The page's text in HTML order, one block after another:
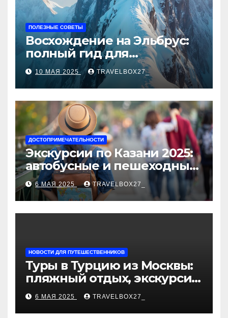
ПОЛЕЗНЫЕ СОВЕТЫ
Восхождение на Эльбрус:
полный гид для
покорителя высочайшей
вершины Европы
10 МАЯ 2025 TRAVELBOX27_
ДОСТОПРИМЕЧАТЕЛЬНОСТИ
Экскурсии по Казани 2025:
автобусные и пешеходные
туры от туроператора
«Казан360»
6 МАЯ 2025 TRAVELBOX27_
НОВОСТИ ДЛЯ ПУТЕШЕСТВЕННИКОВ
Туры в Турцию из Москвы:
пляжный отдых, экскурсии
и лучшие курорты
6 МАЯ 2025 TRAVELBOX27_